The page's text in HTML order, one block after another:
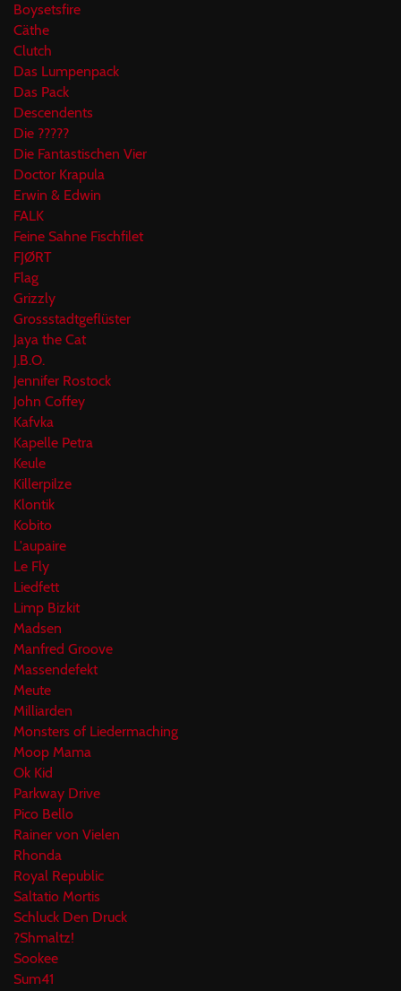
Boysetsfire
Cäthe
Clutch
Das Lumpenpack
Das Pack
Descendents
Die ?????
Die Fantastischen Vier
Doctor Krapula
Erwin & Edwin
FALK
Feine Sahne Fischfilet
FJØRT
Flag
Grizzly
Grossstadtgeflüster
Jaya the Cat
J.B.O.
Jennifer Rostock
John Coffey
Kafvka
Kapelle Petra
Keule
Killerpilze
Klontik
Kobito
L'aupaire
Le Fly
Liedfett
Limp Bizkit
Madsen
Manfred Groove
Massendefekt
Meute
Milliarden
Monsters of Liedermaching
Moop Mama
Ok Kid
Parkway Drive
Pico Bello
Rainer von Vielen
Rhonda
Royal Republic
Saltatio Mortis
Schluck Den Druck
?Shmaltz!
Sookee
Sum41